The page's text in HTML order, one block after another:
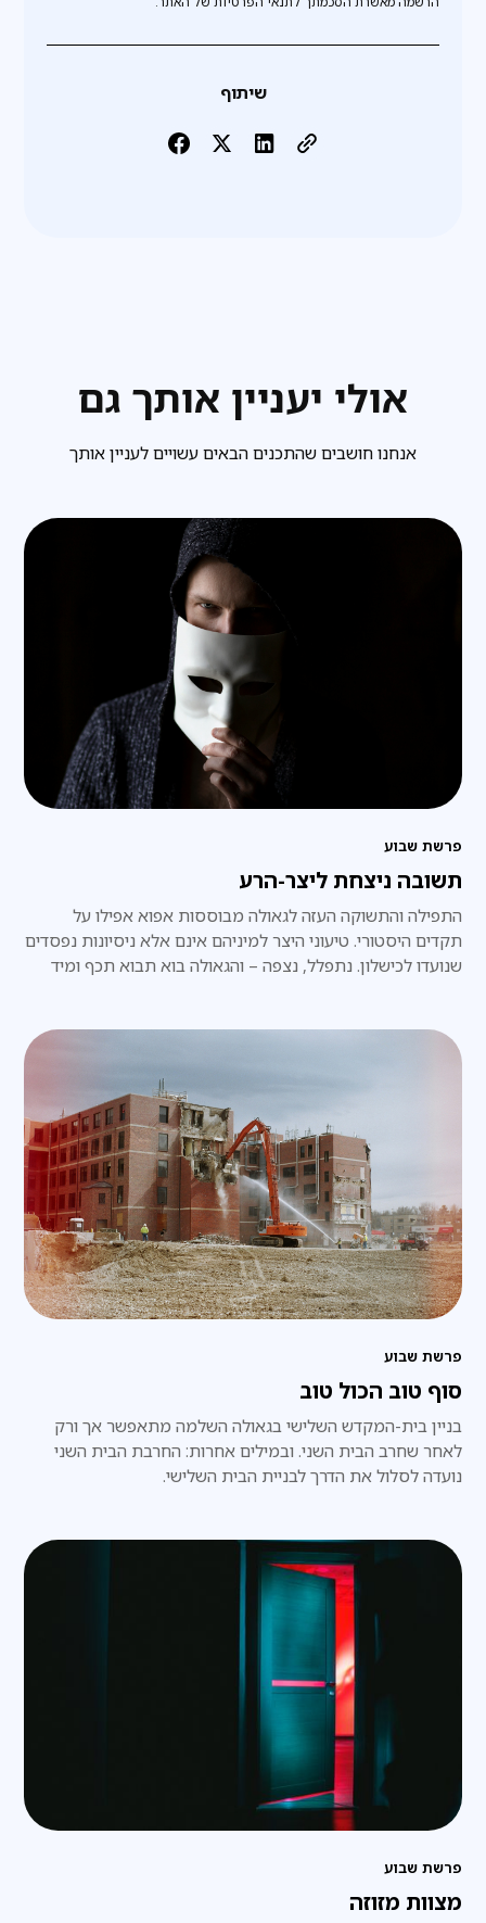
שיתוף
אולי יעניין אותך גם
אנחנו חושבים שהתכנים הבאים עשויים לעניין אותך
פרשת שבוע
תשובה ניצחת ליצר-הרע
התפילה והתשוקה העזה לגאולה מבוססות אפוא אפילו על
תקדים היסטורי. טיעוני היצר למיניהם אינם אלא ניסיונות נפסדים
שנועדו לכישלון. נתפלל, נצפה – והגאולה בוא תבוא תכף ומיד
פרשת שבוע
סוף טוב הכול טוב
בניין בית-המקדש השלישי בגאולה השלמה מתאפשר אך ורק
לאחר שחרב הבית השני. ובמילים אחרות: החרבת הבית השני
נועדה לסלול את הדרך לבניית הבית השלישי.
פרשת שבוע
מצוות מזוזה